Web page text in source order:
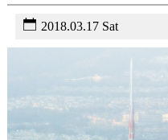
2018.03.17 Sat